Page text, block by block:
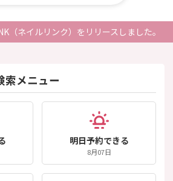
（ネイルリンク）をリリースしました。
索メニュー
明日予約できる
8月07日